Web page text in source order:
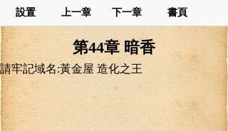
設置 上一章 下一章 書頁
第44章 暗香
請牢記域名:黃金屋 造化之王